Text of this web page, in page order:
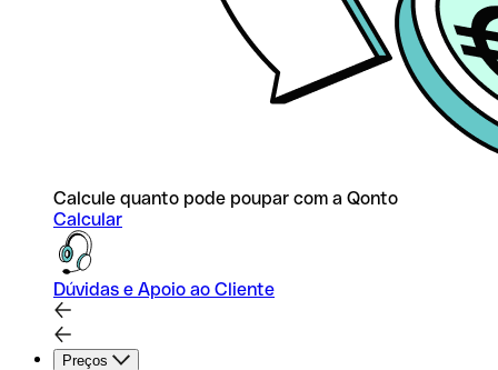
Calcule quanto pode poupar com a Qonto
Calcular
Dúvidas e Apoio ao Cliente
Preços